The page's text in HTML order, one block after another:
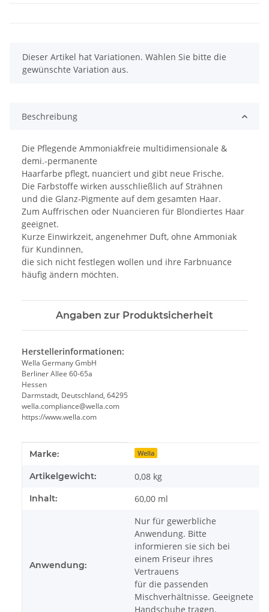
x
Dieser Artikel hat Variationen. Wählen Sie bitte die
gewünschte Variation aus.
Beschreibung
Die Pflegende Ammoniakfreie multidimensionale &
demi.-permanente
Haarfarbe pflegt, nuanciert und gibt neue Frische.
Die Farbstoffe wirken ausschließlich auf Strähnen
und die Glanz-Pigmente auf dem gesamten Haar.
Zum Auffrischen oder Nuancieren für Blondiertes Haar
geeignet.
Kurze Einwirkzeit, angenehmer Duft, ohne Ammoniak
für Kundinnen,
die sich nicht festlegen wollen und ihre Farbnuance
häufig ändern möchten.
Angaben zur Produktsicherheit
Herstellerinformationen:
Wella Germany GmbH
Berliner Allee 60-65a
Hessen
Darmstadt, Deutschland, 64295
wella.compliance@wella.com
https://www.wella.com
Produkteigenschaft
Wert
Marke: Wella
Artikelgewicht: 0,08 kg
Inhalt: 60,00 ml
Anwendung:
Nur für gewerbliche
Anwendung. Bitte
informieren sie sich bei
einem Friseur ihres
Vertrauens
für die passenden
Mischverhältnisse. Geeignete
Handschuhe tragen.